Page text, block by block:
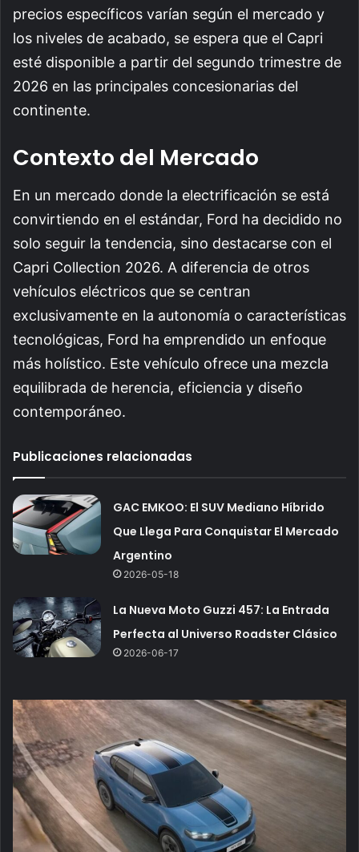
precios específicos varían según el mercado y
los niveles de acabado, se espera que el Capri
esté disponible a partir del segundo trimestre de
2026 en las principales concesionarias del
continente.
Contexto del Mercado
En un mercado donde la electrificación se está
convirtiendo en el estándar, Ford ha decidido no
solo seguir la tendencia, sino destacarse con el
Capri Collection 2026. A diferencia de otros
vehículos eléctricos que se centran
exclusivamente en la autonomía o características
tecnológicas, Ford ha emprendido un enfoque
más holístico. Este vehículo ofrece una mezcla
equilibrada de herencia, eficiencia y diseño
contemporáneo.
Publicaciones relacionadas
GAC EMKOO: El SUV Mediano Híbrido
Que Llega Para Conquistar El Mercado
Argentino
2026-05-18
La Nueva Moto Guzzi 457: La Entrada
Perfecta al Universo Roadster Clásico
2026-06-17